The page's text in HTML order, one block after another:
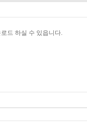
드 하실 수 있읍니다.